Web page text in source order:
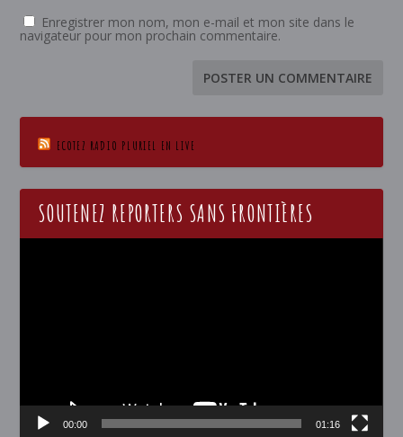
Enregistrer mon nom, mon e-mail et mon site dans le
navigateur pour mon prochain commentaire.
ECOTEZ RADIO PLURIEL EN LIVE
SOUTENEZ REPORTERS SANS FRONTIÈRES
00:00 01:16